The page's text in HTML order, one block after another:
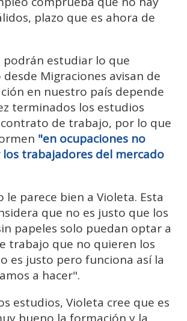
plazo que es ahora de
podrán estudiar lo que
Migraciones avisan de
en nuestro país depende
terminados los estudios
de trabajo, por lo que
"en ocupaciones no
trabajadores del mercado
le parece bien a Violeta. Esta
que no es justo que los
papeles solo puedan optar a
trabajo que no quieren los
es justo pero funciona así la
a hacer".
estudios, Violeta cree que es